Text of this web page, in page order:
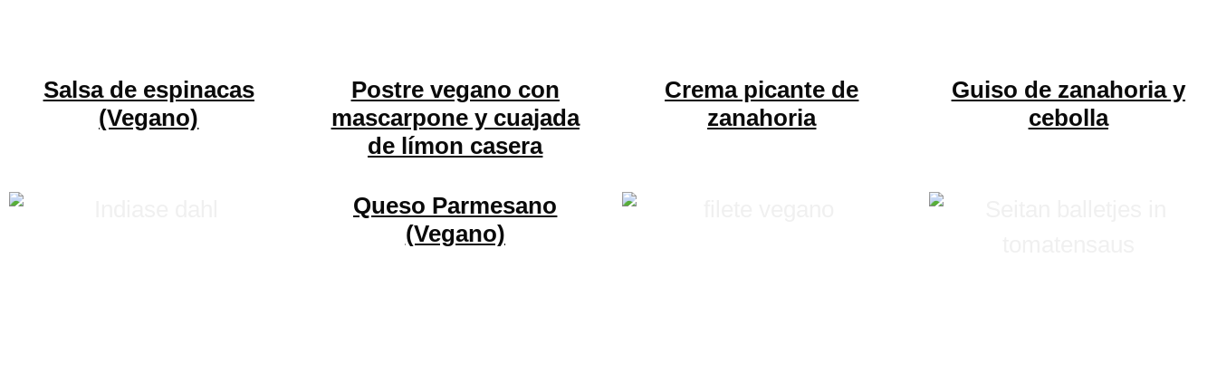
Salsa de espinacas
(Vegano)
Postre vegano con
mascarpone y cuajada
de límon casera
Crema picante de
zanahoria
Guiso de zanahoria y
cebolla
Queso Parmesano
(Vegano)